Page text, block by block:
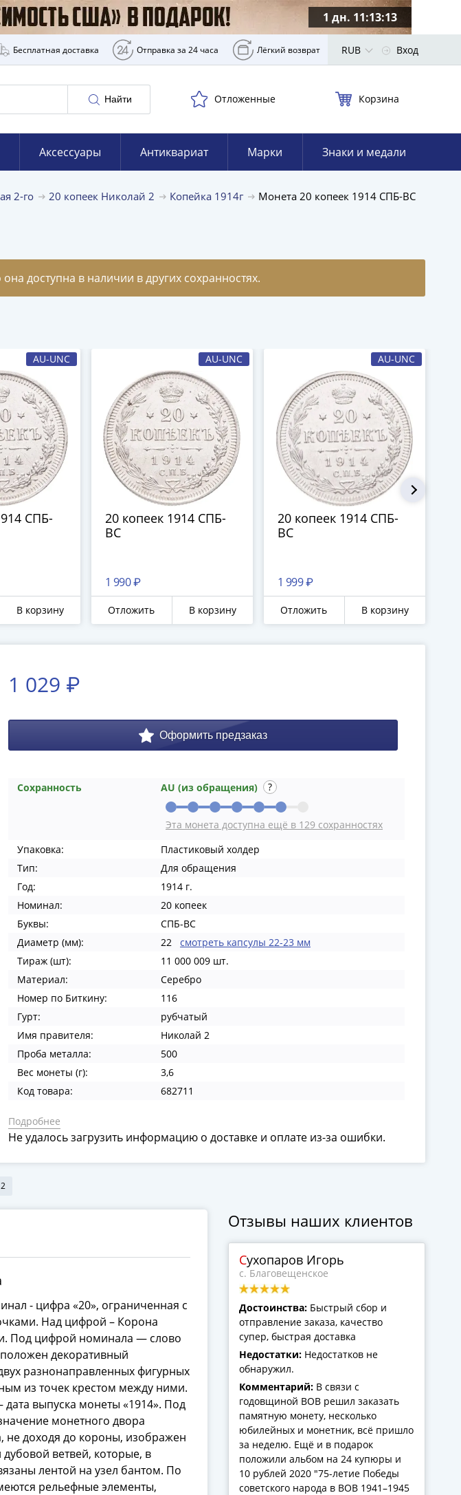
1 дн. 11:13:11
Бесплатная доставка Отправка за 24 часа Лёгкий возврат RUB Вход
Найти Отложенные Корзина
Аксессуары Антиквариат Марки Знаки и медали
2-го 20 копеек Николай 2 Копейка 1914г Монета 20 копеек 1914 СПБ-ВС
AU-UNC
СПБ-
В корзину
AU-UNC
20 копеек 1914 СПБ-
ВС
1 990 ₽
Отложить В корзину
AU-UNC
20 копеек 1914 СПБ-
ВС
1 999 ₽
Отложить В корзину
1 029 ₽
Сохранность AU (из обращения)
Эта монета доступна ещё в 129 сохранностях
Упаковка:
Пластиковый холдер
Тип:
Для обращения
Год:
1914 г.
Номинал:
20 копеек
Буквы:
СПБ-ВС
Диаметр (мм):
22
смотреть капсулы 22-23 мм
Тираж (шт):
11 000 009 шт.
Материал:
Серебро
Номер по Биткину:
116
Гурт:
рубчатый
Имя правителя:
Николай 2
Проба металла:
500
Вес монеты (г):
3,6
Код товара:
682711
Подробнее
Не удалось загрузить информацию о доставке и оплате из-за ошибки.
- цифра «20», ограниченная с
Над цифрой – Корона
Под цифрой номинала — слово
декоративный
разнонаправленных фигурных
из точек крестом между ними.
выпуска монеты «1914». Под
монетного двора
не доходя до короны, изображен
ветвей, которые, в
лентой на узел бантом. По
рельефные элементы,
Отзывы наших клиентов
Сухопаров Игорь
с. Благовещенское
Достоинства: Быстрый сбор и
отправление заказа, качество
супер, быстрая доставка
Недостатки: Недостатков не
обнаружил.
Комментарий: В связи с
годовщиной ВОВ решил заказать
памятную монету, несколько
юбилейных и монетник, всё пришло
за неделю. Ещё и в подарок
положили альбом на 24 купюры и
10 рублей 2020 "75-летие Победы
советского народа в ВОВ 1941–1945